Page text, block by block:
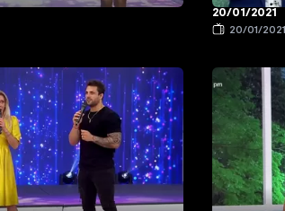
20/01/2021
20/01/2021